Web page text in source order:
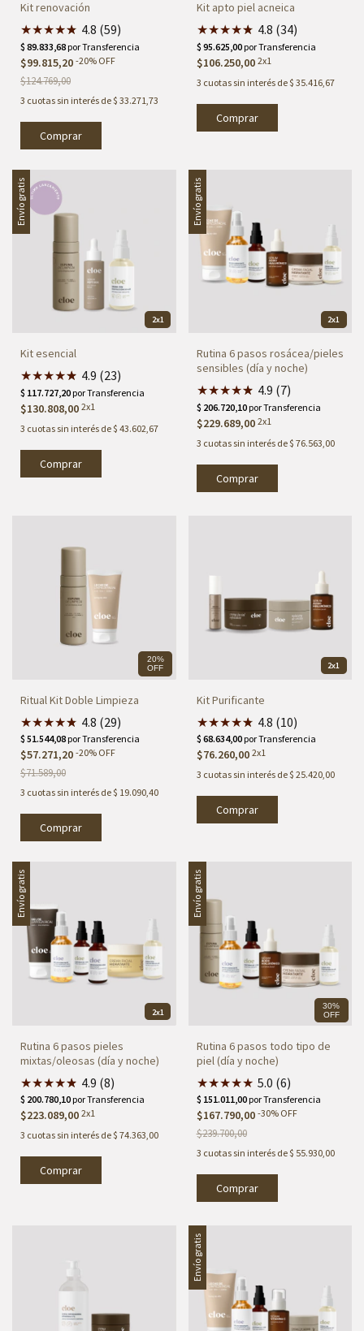
Kit renovación
★★★★★
★ 4.8 (59)
$99.815,20 -20% OFF
$124.769,00
3 cuotas sin interés de$ 33.271,73
Comprar
Kit apto piel acneica
★★★★★
★ 4.8 (34)
$106.250,00 2x1
3 cuotas sin interés de$ 35.416,67
Comprar
Envío gratis
2x1
Kit esencial
★★★★★
★ 4.9 (23)
$130.808,00 2x1
3 cuotas sin interés de$ 43.602,67
Comprar
Envío gratis
2x1
Rutina 6 pasos rosácea/pieles
sensibles (día y noche)
★★★★★
★ 4.9 (7)
$229.689,00 2x1
3 cuotas sin interés de$ 76.563,00
20%
OFF
Ritual Kit Doble Limpieza
★★★★★
★ 4.8 (29)
$57.271,20 -20% OFF
$71.589,00
3 cuotas sin interés de$ 19.090,40
Comprar
2x1
Kit Purificante
★★★★★
★ 4.8 (10)
$76.260,00 2x1
3 cuotas sin interés de$ 25.420,00
Comprar
Envío gratis
2x1
Rutina 6 pasos pieles
mixtas/oleosas (día y noche)
★★★★★
★ 4.9 (8)
$223.089,00 2x1
3 cuotas sin interés de$ 74.363,00
Envío gratis
30%
OFF
Rutina 6 pasos todo tipo de
piel (día y noche)
★★★★★ 5.0 (6)
$167.790,00 -30% OFF
$239.700,00
3 cuotas sin interés de$ 55.930,00
Envío gratis